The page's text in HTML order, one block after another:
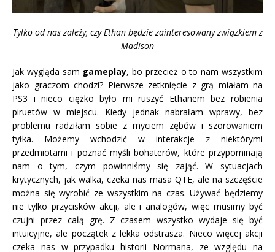
Tylko od nas zależy, czy Ethan będzie zainteresowany związkiem z
Madison
Jak wygląda sam gameplay, bo przecież o to nam wszystkim
jako graczom chodzi? Pierwsze zetknięcie z grą miałam na
PS3 i nieco ciężko było mi ruszyć Ethanem bez robienia
piruetów w miejscu. Kiedy jednak nabrałam wprawy, bez
problemu radziłam sobie z myciem zębów i szorowaniem
tyłka. Możemy wchodzić w interakcje z niektórymi
przedmiotami i poznać myśli bohaterów, które przypominają
nam o tym, czym powinniśmy się zająć. W sytuacjach
krytycznych, jak walka, czeka nas masa QTE, ale na szczęście
można się wyrobić ze wszystkim na czas. Używać będziemy
nie tylko przycisków akcji, ale i analogów, więc musimy być
czujni przez całą grę. Z czasem wszystko wydaje się być
intuicyjne, ale początek z lekka odstrasza. Nieco więcej akcji
czeka nas w przypadku historii Normana, ze względu na